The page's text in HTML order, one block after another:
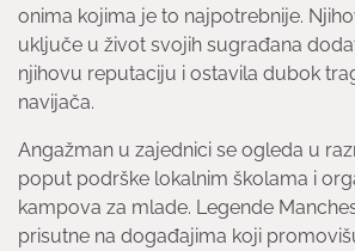
onima kojima je to najpotrebnije.
uključe u život svojih sugrađana
njihovu reputaciju i ostavila dubok
navijača.
Angažman u zajednici se ogleda u
poput podrške lokalnim školama i
kampova za mlade. Legende
prisutne na događajima koji